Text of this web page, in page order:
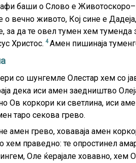
баши о Слово е
о вечно живото, Кој сине е
за да те овел тумен хем
Христос.4 Амен пишинаја
со шунгемле Олестар хем со
дека иси амен заедништво
Ов коркори ки светлина, иси
таро секова грево.
амен грево, ховаваја амен
хем праведно: те опростинел
Оле ќерајале ховавно, хем